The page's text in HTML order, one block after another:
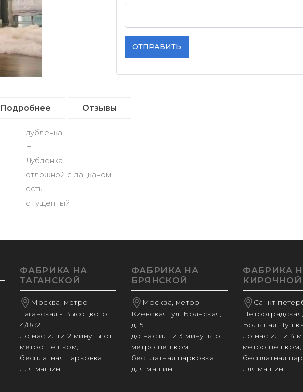
ОТПРАВИТЬ
Подробнее Отзывы
дубленка
H
Дубленка
отложной с лацканом
есть
спущенный
ФАБРИКА НА
ТАГАНСКОЙ
Москва, метро
Таганская - Высоцкого
4/8с2
до нас идти 2 минуты от
метро пешком,
бесплатная парковка
для машин
ФАБРИКА НА
БРЯНСКОЙ
Москва, метро
Киевская, ул. Брянская,
д. 5
до нас идти 3 минуты от
метро пешком,
бесплатная парковка
для машин
ФАБРИКА
КИРОЧНОЙ
Санкт
Большая
до нас идти 4
метро пешком,
бесплатная
для машин